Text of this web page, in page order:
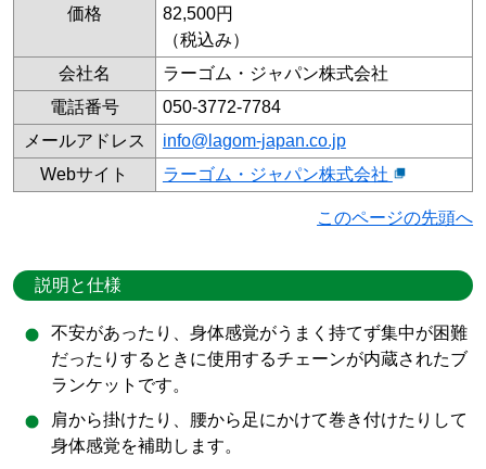
価格
82,500円
（税込み）
会社名
ラーゴム・ジャパン株式会社
電話番号
050-3772-7784
メールアドレス
info@lagom-japan.co.jp
Webサイト
ラーゴム・ジャパン株式会社
このページの先頭へ
説明と仕様
不安があったり、身体感覚がうまく持てず集中が困難
だったりするときに使用するチェーンが内蔵されたブ
ランケットです。
肩から掛けたり、腰から足にかけて巻き付けたりして
身体感覚を補助します。